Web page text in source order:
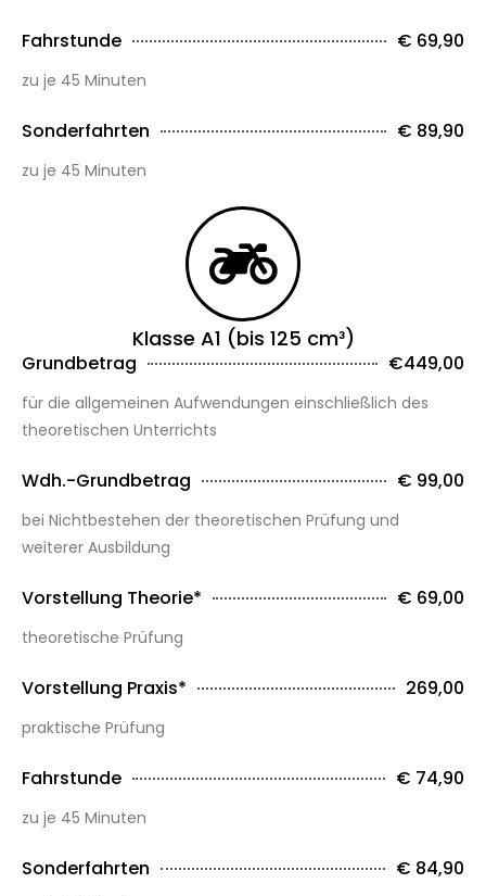
Fahrstunde € 69,90
zu je 45 Minuten
Sonderfahrten € 89,90
zu je 45 Minuten
Klasse A1 (bis 125 cm³)
Grundbetrag €449,00
für die allgemeinen Aufwendungen einschließlich des
theoretischen Unterrichts
Wdh.-Grundbetrag € 99,00
bei Nichtbestehen der theoretischen Prüfung und
weiterer Ausbildung
Vorstellung Theorie* € 69,00
theoretische Prüfung
Vorstellung Praxis* 269,00
praktische Prüfung
Fahrstunde € 74,90
zu je 45 Minuten
Sonderfahrten € 84,90